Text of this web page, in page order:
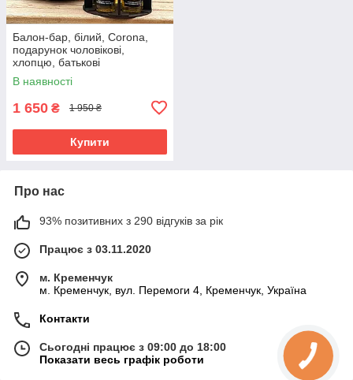
Балон-бар, білий, Corona,
подарунок чоловікові,
хлопцю, батькові
В наявності
1 650 ₴ 1 950 ₴
Купити
Про нас
93% позитивних з 290 відгуків за рік
Працює з 03.11.2020
м. Кременчук
м. Кременчук, вул. Перемоги 4, Кременчук, Україна
Контакти
Сьогодні працює з 09:00 до 18:00
Показати весь графік роботи